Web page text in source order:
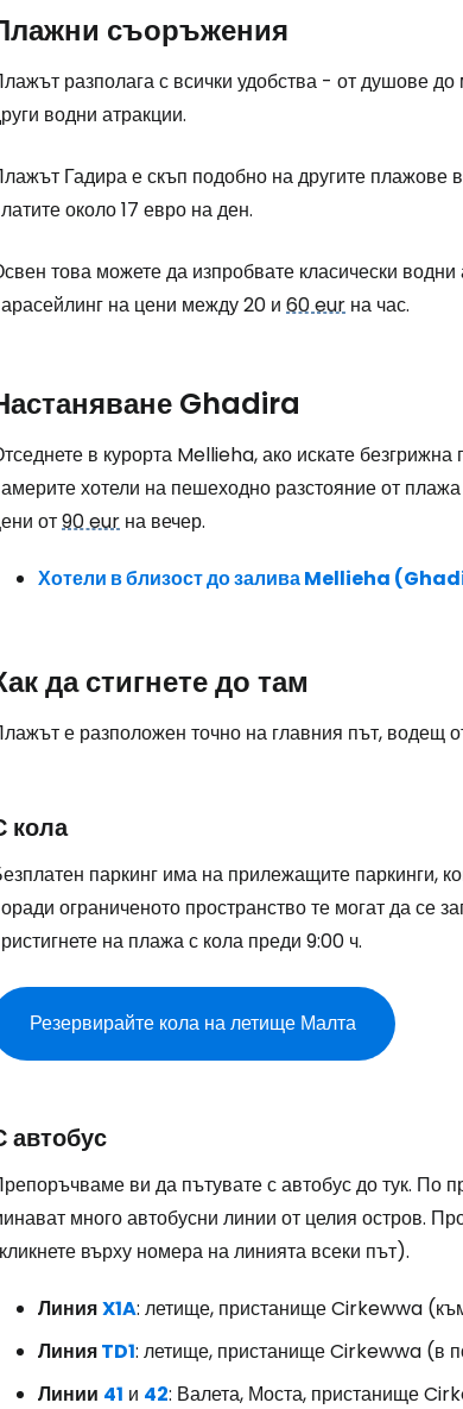
съоръжения
разполага с всички удобства - от душове
водни атракции.
Гадира е скъп подобно на другите плажове
около 17 евро на ден.
това можете да изпробвате класически
на цени между 20 и 60 eur на час.
Ghadira
в курорта Mellieha, ако искате
хотели на пешеходно разстояние от
от90 eur на вечер.
Хотели в близост до залива Mellieha
да стигнете до там
е разположен точно на главния път, водещ
кола
паркинг има на прилежащите паркинги,
ограниченото пространство те могат да се
на плажа с кола преди 9:00 ч.
Резервирайте кола на летище Малта
автобус
ви да пътувате с автобус до тук. По
много автобусни линии от целия остров.
върху номера на линията всеки път).
ЛинияX1A: летище, пристанище Cirkewwa
ЛинияTD1: летище, пристанище Cirkewwa (в
Линии 41 и 42: Валета, Моста, пристанище
Влезте в